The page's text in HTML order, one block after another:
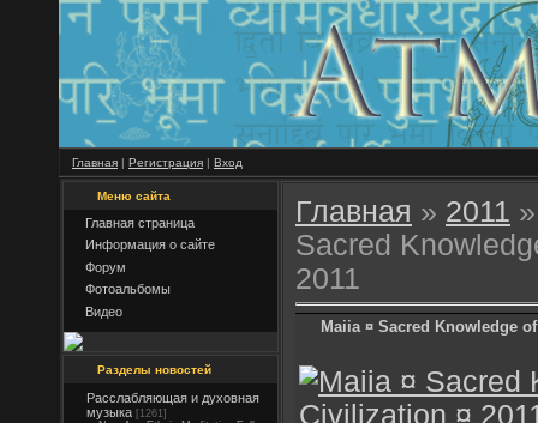
Главная | Регистрация | Вход
Меню сайта
Главная страница
Информация о сайте
Форум
Фотоальбомы
Видео
Разделы новостей
Расслабляющая и духовная
музыка [1261]
Главная » 2011 »
Sacred
2011
Maiia ¤ Sacred Knowledge